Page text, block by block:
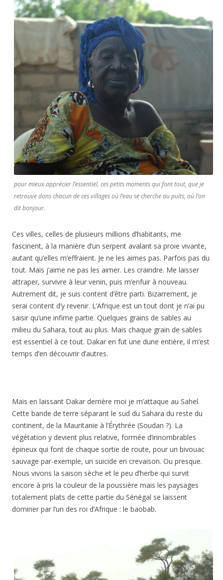
pour mieux apprécier l’essentiel, ces petits moments qui font tout, que je
retrouve dans chacun de ces villages où l’eau se cherche au puits, où l’on
dit bonjour.
Ces villes, celles de plusieurs millions d’habitants, me
fascinent, à la manière d’un serpent avalant sa proie vivante,
autant qu’elles m’effraient. Je ne les aimes pas. Parfois pas du
tout. Mais j’aime ne pas les aimer. Les craindre. Me laisser
attraper, survivre à leur venin, puis m’enfuir à nouveau.
Autrement dit, je suis content d’être parti. Bizarrement, je
serai content d’y revenir. L’Afrique est un tout dont je n’ai pu
saisir qu’une infime partie. Quelques grains de sables au
milieu du Sahara, tout au plus. Mais chaque grain de sables
est essentiel à ce tout. Dakar en fut une dune entière, il m’est
temps d’en découvrir d’autres.
Mais en laissant Dakar derrière moi je m’attaque au Sahel.
Cette bande de terre séparant le sud du Sahara du reste du
continent, de la Mauritanie à l’Érythrée (Soudan ?). La
végétation y devient plus relative, formée d’innombrables
épineux qui font de chaque sortie de route, pour un bivouac
sauvage par-exemple, un suicide en crevaison. Ou presque.
Nous vivons la saison sèche et le peu d’herbe qui survit
encore à pris la couleur de la poussière mais les paysages
totalement plats de cette partie du Sénégal se laissent
dominer par l’un des roi d’Afrique : le baobab.